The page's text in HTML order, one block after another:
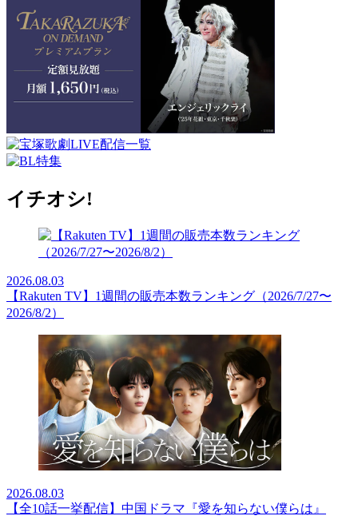
イチオシ!
2026.08.03
【Rakuten TV】1週間の販売本数ランキング（2026/7/27〜
2026/8/2）
2026.08.03
【全10話一挙配信】中国ドラマ『愛を知らない僕らは』